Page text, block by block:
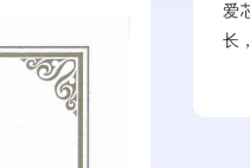
爱
长